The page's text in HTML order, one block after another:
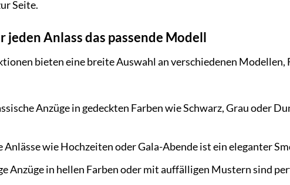
Seite.
jeden Anlass das passende Modell
bieten eine breite Auswahl an verschiedenen
Anzüge in gedeckten Farben wie Schwarz, Grau oder
Anlässe wie Hochzeiten oder Gala-Abende ist ein eleganter
Anzüge in hellen Farben oder mit auffälligen Mustern sind